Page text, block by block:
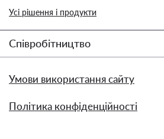
Усі рішення і продукти
Співробітництво
Умови використання сайту
Політика конфіденційності